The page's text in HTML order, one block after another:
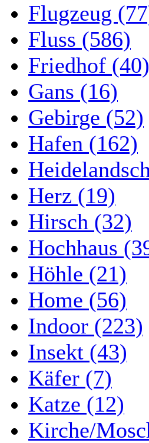
Flugzeug
Fluss (586)
Friedhof (40)
Gans (16)
Gebirge (52)
Hafen (162)
Herz (19)
Hirsch (32)
Hochhaus
Höhle (21)
Home (56)
Indoor (223)
Insekt (43)
Käfer (7)
Katze (12)
Kirche/